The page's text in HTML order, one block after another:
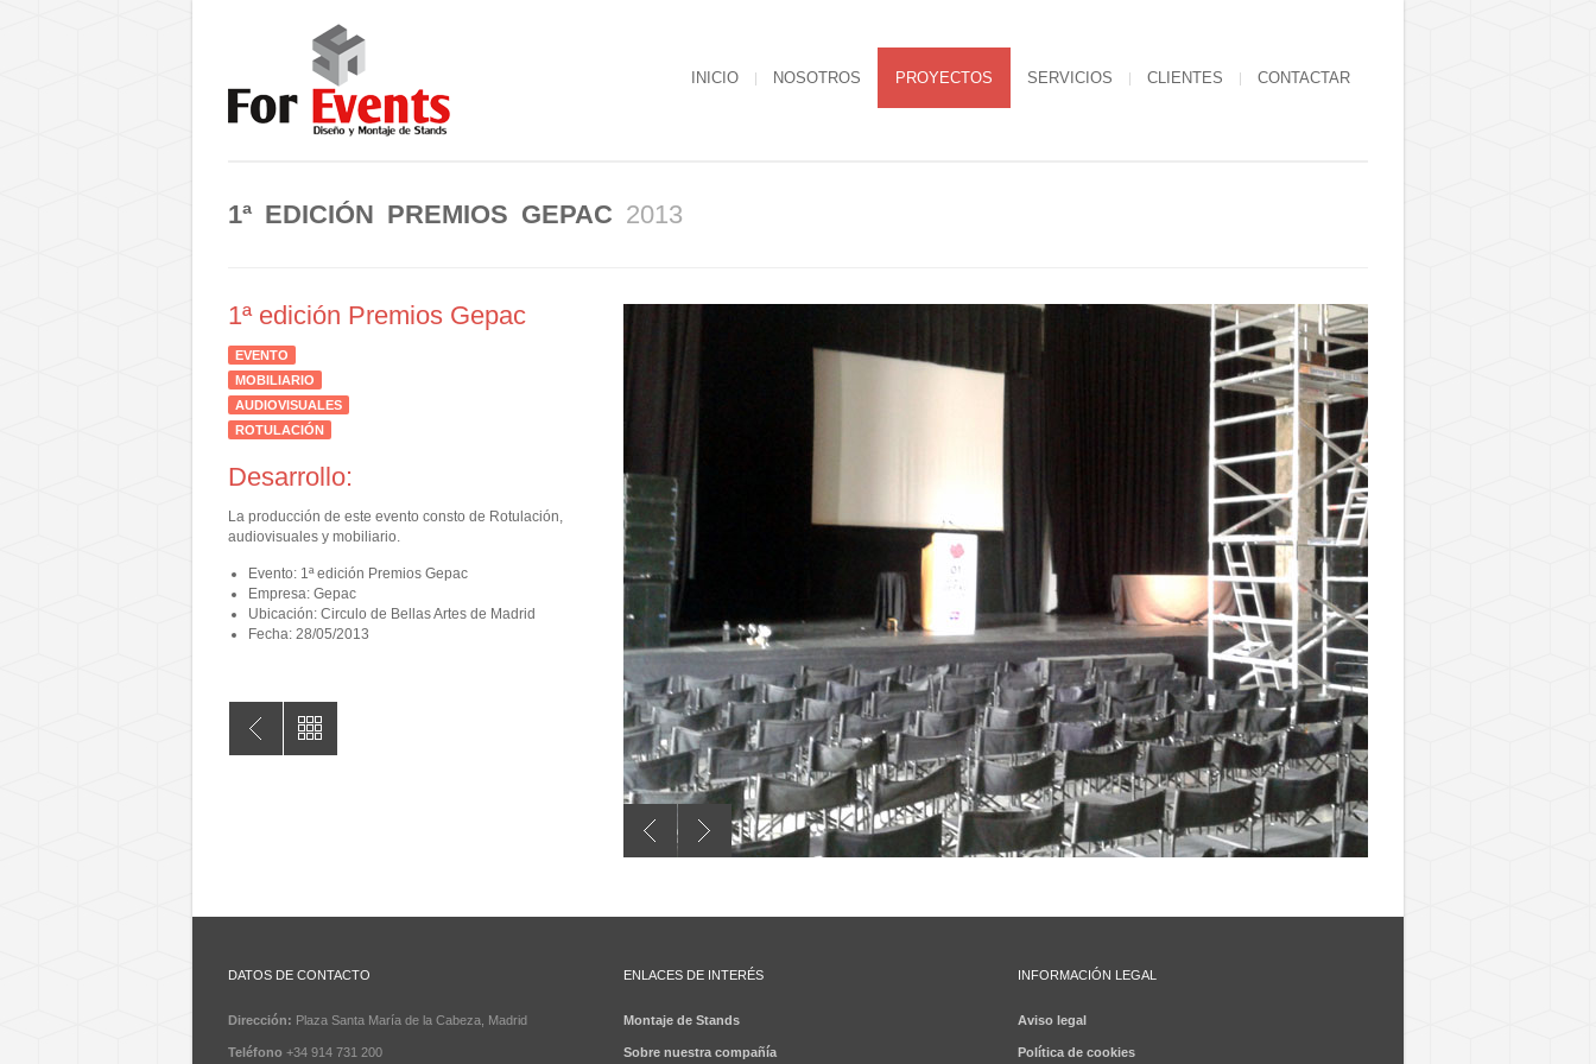
INICIO NOSOTROS PROYECTOS SERVICIOS CLIENTES CONTACTAR
1ª EDICIÓN PREMIOS GEPAC 2013
1ª edición Premios Gepac
EVENTO
MOBILIARIO
AUDIOVISUALES
ROTULACIÓN
Desarrollo:
La producción de este evento consto de Rotulación,
audiovisuales y mobiliario.
Evento: 1ª edición Premios Gepac
Empresa: Gepac
Ubicación: Circulo de Bellas Artes de Madrid
Fecha: 28/05/2013
DATOS DE CONTACTO
Dirección: Plaza Santa María de la Cabeza, Madrid
Teléfono +34 914 731 200
ENLACES DE INTERÉS
Montaje de Stands
Sobre nuestra compañía
INFORMACIÓN LEGAL
Aviso legal
Política de cookies